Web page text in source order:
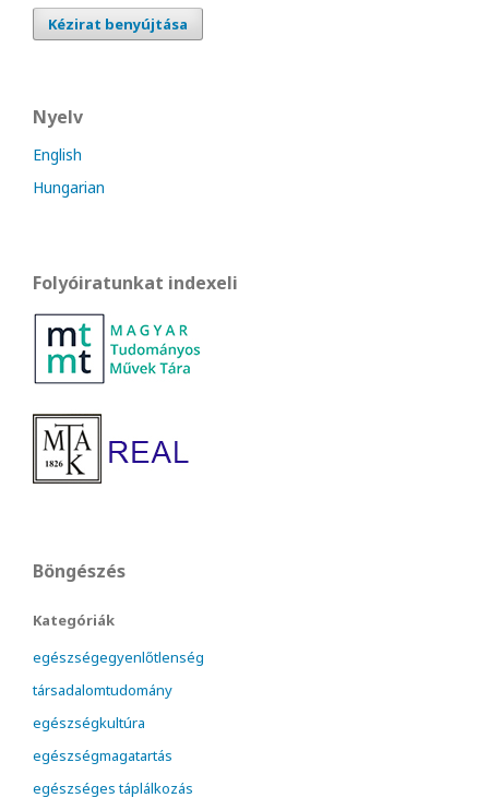
Kézirat benyújtása
Nyelv
English
Hungarian
Folyóiratunkat indexeli
Böngészés
Kategóriák
egészségegyenlőtlenség
társadalomtudomány
egészségkultúra
egészségmagatartás
egészséges táplálkozás